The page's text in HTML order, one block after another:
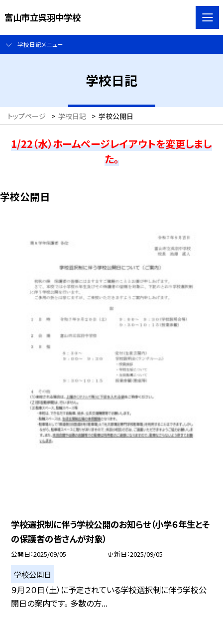
富山市立呉羽中学校
学校日記メニュー
学校日記
トップページ > 学校日記 > 学校公開日
1/22（水）ホームページレイアウトを変更しまし
た。
学校公開日
学校選択制に伴う学校公開のお知らせ（小学６年生とそ
の保護者の皆さんが対象）
公開日 2025/09/05 更新日 2025/09/05
学校公開日
９月２０日（土）に予定されている学校選択制に伴う学校公
開日の案内です。 多数の方...